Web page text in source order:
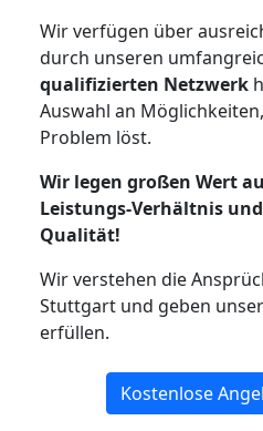
Wir verfügen über
durch unseren
qualifizierten Netzwerk
Auswahl an
Problem löst.
Wir legen großen Wert
Leistungs-Verhältnis
Qualität!
Wir verstehen die
Stuttgart und geben
erfüllen.
Kostenlose